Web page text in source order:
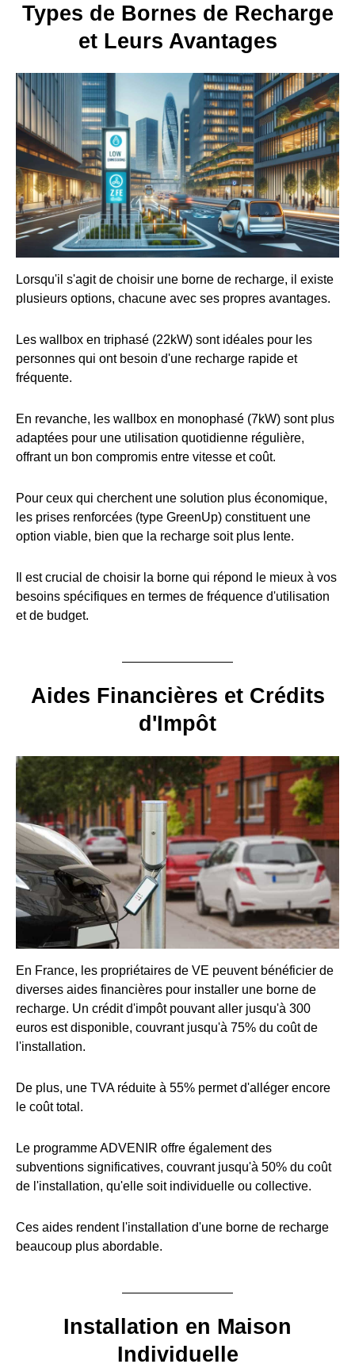
Types de Bornes de Recharge
et Leurs Avantages
Lorsqu'il s'agit de choisir une borne de recharge, il existe
plusieurs options, chacune avec ses propres avantages.
Les wallbox en triphasé (22kW) sont idéales pour les
personnes qui ont besoin d'une recharge rapide et
fréquente.
En revanche, les wallbox en monophasé (7kW) sont plus
adaptées pour une utilisation quotidienne régulière,
offrant un bon compromis entre vitesse et coût.
Pour ceux qui cherchent une solution plus économique,
les prises renforcées (type GreenUp) constituent une
option viable, bien que la recharge soit plus lente.
Il est crucial de choisir la borne qui répond le mieux à vos
besoins spécifiques en termes de fréquence d'utilisation
et de budget.
Aides Financières et Crédits
d'Impôt
En France, les propriétaires de VE peuvent bénéficier de
diverses aides financières pour installer une borne de
recharge. Un crédit d'impôt pouvant aller jusqu'à 300
euros est disponible, couvrant jusqu'à 75% du coût de
l'installation.
De plus, une TVA réduite à 55% permet d'alléger encore
le coût total.
Le programme ADVENIR offre également des
subventions significatives, couvrant jusqu'à 50% du coût
de l'installation, qu'elle soit individuelle ou collective.
Ces aides rendent l'installation d'une borne de recharge
beaucoup plus abordable.
Installation en Maison
Individuelle